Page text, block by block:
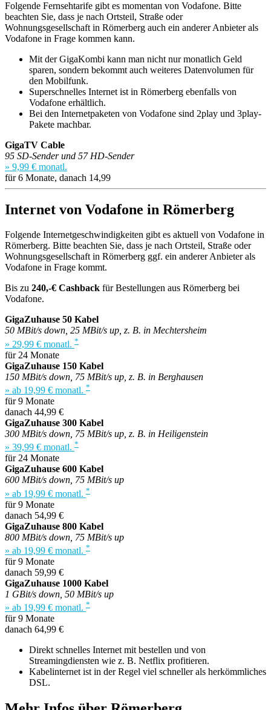
Folgende Fernsehtarife gibt es momentan von Vodafone. Bitte
beachten Sie, dass je nach Ortsteil, Straße oder
Wohnungsgesellschaft in Römerberg auch ein anderer Anbieter als
Vodafone in Frage kommen kann.
Mit der GigaKombi kann man nicht nur monatlich Geld
sparen, sondern bekommt auch weiteres Datenvolumen für
den Mobilfunk.
Superschnelles Internet ist in Römerberg ebenfalls von
Vodafone erhältlich.
Bei den Internetpaketen von Vodafone sind 2play und 3play-
Pakete machbar.
GigaTV Cable
95 SD-Sender und 57 HD-Sender
» 9,99 € monatl.
für 6 Monate, danach 14,99
Internet von Vodafone in Römerberg
Folgende Internetgeschwindigkeiten gibt es aktuell von Vodafone in
Römerberg. Bitte beachten Sie, dass je nach Ortsteil, Straße oder
Wohnungsgesellschaft in Römerberg ggf. ein anderer Anbieter als
Vodafone in Frage kommt.
Bis zu 240,-€ Cashback für Bestellungen aus Römerberg bei
Vodafone.
GigaZuhause 50 Kabel
50 MBit/s down, 25 MBit/s up, z. B. in Mechtersheim
» 29,99 € monatl. *
für 24 Monate
GigaZuhause 150 Kabel
150 MBit/s down, 75 MBit/s up, z. B. in Berghausen
» ab 19,99 € monatl. *
für 9 Monate
danach 44,99 €
GigaZuhause 300 Kabel
300 MBit/s down, 75 MBit/s up, z. B. in Heiligenstein
» 39,99 € monatl. *
für 24 Monate
GigaZuhause 600 Kabel
600 MBit/s down, 75 MBit/s up
» ab 19,99 € monatl. *
für 9 Monate
danach 54,99 €
GigaZuhause 800 Kabel
800 MBit/s down, 75 MBit/s up
» ab 19,99 € monatl. *
für 9 Monate
danach 59,99 €
GigaZuhause 1000 Kabel
1 GBit/s down, 50 MBit/s up
» ab 19,99 € monatl. *
für 9 Monate
danach 64,99 €
Direkt schnelles Internet mit bestellen und von
Streamingdiensten wie z. B. Netflix profitieren.
Kabelinternet ist in der Regel viel schneller als herkömmliches
DSL.